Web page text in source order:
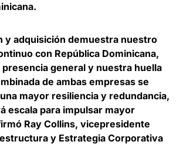
y adquisición demuestra nuestro
con República Dominicana,
general y nuestra huella
de ambas empresas se
mayor resiliencia y redundancia,
escala para impulsar mayor
Ray Collins, vicepresidente
y Estrategia Corporativa